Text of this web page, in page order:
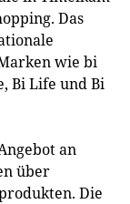
Das
wie bi
Bi Life und Bi
an
über
Die